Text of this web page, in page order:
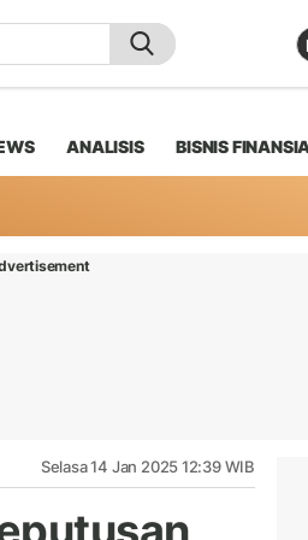
ANALISIS BISNIS
Selasa 14 Jan 2025 12:39 WIB